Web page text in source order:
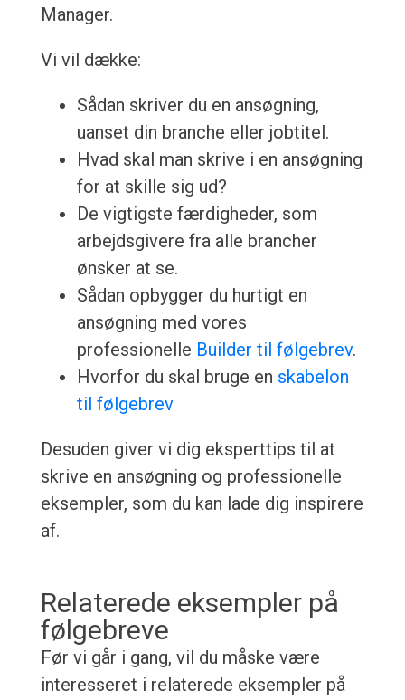
Manager.
Vi vil dække:
Sådan skriver du en ansøgning,
uanset din branche eller jobtitel.
Hvad skal man skrive i en ansøgning
for at skille sig ud?
De vigtigste færdigheder, som
arbejdsgivere fra alle brancher
ønsker at se.
Sådan opbygger du hurtigt en
ansøgning med vores
professionelle Builder til følgebrev.
Hvorfor du skal bruge en skabelon
til følgebrev
Desuden giver vi dig eksperttips til at
skrive en ansøgning og professionelle
eksempler, som du kan lade dig inspirere
af.
Relaterede eksempler på
følgebreve
Før vi går i gang, vil du måske være
interesseret i relaterede eksempler på